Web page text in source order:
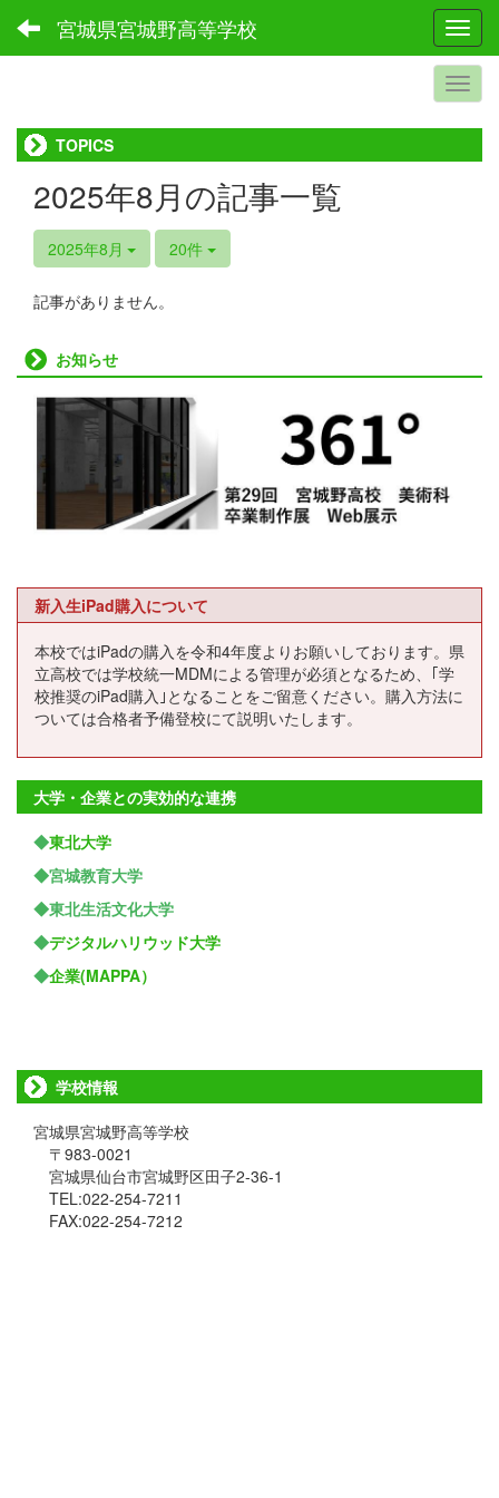
宮城県宮城野高等学校
TOPICS
2025年8月の記事一覧
2025年8月 20件
記事がありません。
お知らせ
新入生iPad購入について
本校ではiPadの購入を令和4年度よりお願いしております。県
立高校では学校統一MDMによる管理が必須となるため、｢学
校推奨のiPad購入｣となることをご留意ください。購入方法に
ついては合格者予備登校にて説明いたします。
大学・企業との実効的な連携
◆東北大学
◆宮城教育大学
◆東北生活文化大学
◆デジタルハリウッド大学
◆企業(MAPPA）
学校情報
宮城県宮城野高等学校
〒983-0021
宮城県仙台市宮城野区田子2-36-1
TEL:022-254-7211
FAX:022-254-7212